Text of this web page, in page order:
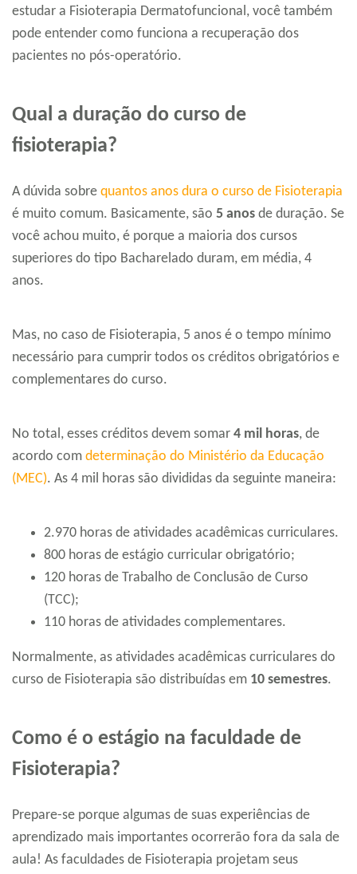
estudar a Fisioterapia Dermatofuncional, você também
pode entender como funciona a recuperação dos
pacientes no pós-operatório.
Qual a duração do curso de
fisioterapia?
A dúvida sobre quantos anos dura o curso de Fisioterapia
é muito comum. Basicamente, são 5 anos de duração. Se
você achou muito, é porque a maioria dos cursos
superiores do tipo Bacharelado duram, em média, 4
anos.
Mas, no caso de Fisioterapia, 5 anos é o tempo mínimo
necessário para cumprir todos os créditos obrigatórios e
complementares do curso.
No total, esses créditos devem somar 4 mil horas, de
acordo com determinação do Ministério da Educação
(MEC). As 4 mil horas são divididas da seguinte maneira:
2.970 horas de atividades acadêmicas curriculares.
800 horas de estágio curricular obrigatório;
120 horas de Trabalho de Conclusão de Curso
(TCC);
110 horas de atividades complementares.
Normalmente, as atividades acadêmicas curriculares do
curso de Fisioterapia são distribuídas em 10 semestres.
Como é o estágio na faculdade de
Fisioterapia?
Prepare-se porque algumas de suas experiências de
aprendizado mais importantes ocorrerão fora da sala de
aula! As faculdades de Fisioterapia projetam seus